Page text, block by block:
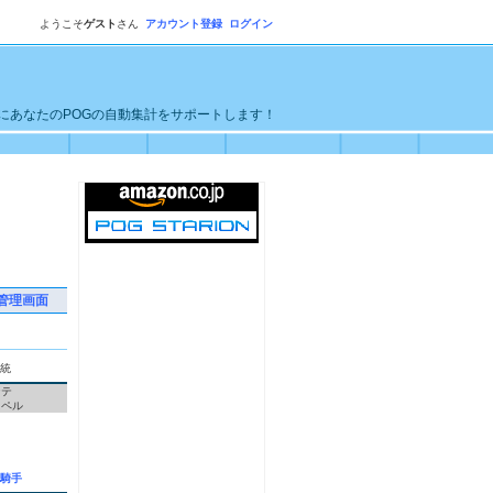
ようこそゲスト さん アカウント登録 ログイン
なたのPOGの自動集計をサポートします！
理画面
ル
騎手